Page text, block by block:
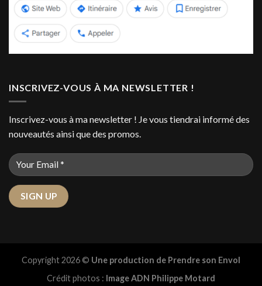
INSCRIVEZ-VOUS À MA NEWSLETTER !
Inscrivez-vous à ma newsletter ! Je vous tiendrai informé des
nouveautés ainsi que des promos.
Copyright 2026 © Une production de Prendre son Envol
Crédit photos : Image ADN Philippe Motard